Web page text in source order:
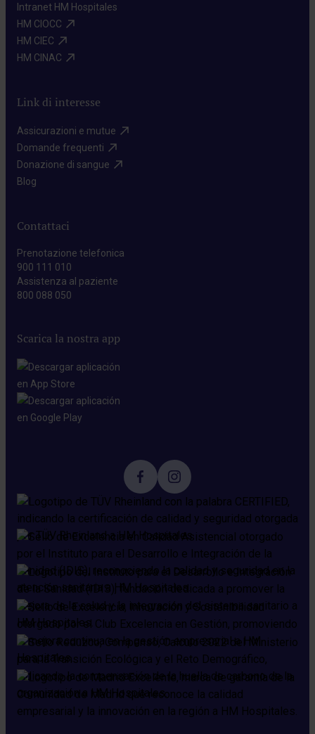
Intranet HM Hospitales​
HM CIOCC​
HM CIEC​
HM CINAC​
Link di interesse
Assicurazioni e mutue​
Domande frequenti​
Donazione di sangue​
Blog​
Contattaci
Prenotazione telefonica
900 111 010
Assistenza al paziente
800 088 050
Scarica la nostra app